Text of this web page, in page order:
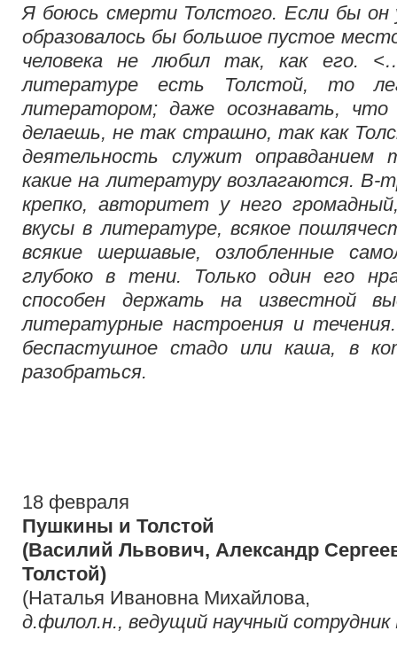
Я боюсь смерти Толстого. Если бы он
образовалось бы большое пустое
человека не любил так, как его.
литературе есть Толстой, то
литератором; даже осознавать,
делаешь, не так страшно, так как
деятельность служит оправданием
какие на литературу возлагаются.
крепко, авторитет у него
вкусы в литературе, всякое
всякие шершавые, озлобленные
глубоко в тени. Только один его
способен держать на известной
литературные настроения и
беспастушное стадо или каша, в
разобраться.
18 февраля
Пушкины и Толстой
(Василий Львович, Александр
Толстой)
(Наталья Ивановна Михайлова,
д.филол.н., ведущий научный